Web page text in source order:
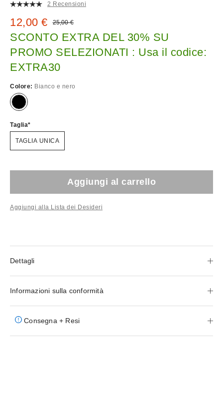
2 Recensioni
Prezzo di vendita:
12,00 € Prezzo originale:
25,00 €
SCONTO EXTRA DEL 30% SU
PROMO SELEZIONATI : Usa il codice:
EXTRA30
Colore: Bianco e nero
Taglia
TAGLIA UNICA
Aggiungi al carrello
Aggiungi alla Lista dei Desideri
Dettagli
Informazioni sulla conformità
Consegna + Resi